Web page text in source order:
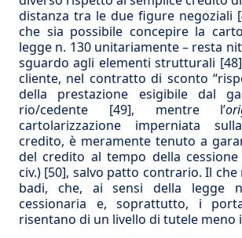
distanza tra le due figure negoziali
che sia possibile concepire la
legge n. 130 unitariamente – resta
sguardo agli elementi strutturali [48]
cliente, nel contratto di sconto
della prestazione esigibile dal
rio/cedente [49], mentre l’
cartolarizzazione imperniata
credito, è meramente tenuto a
del credito al tempo della cessione
civ.) [50], salvo patto contrario. Il che
badi, che, ai sensi della legge
cessionaria e, soprattutto, i
risentano di un livello di tutele meno